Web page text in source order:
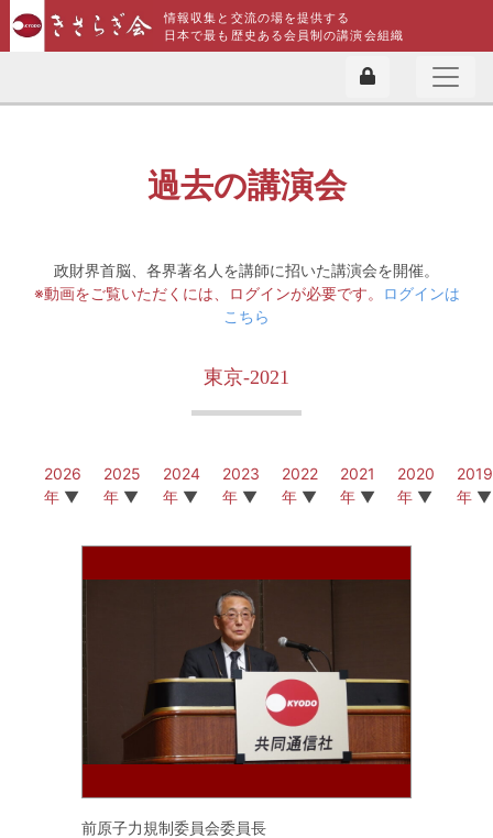
情報収集と交流の場を提供する
日本で最も歴史ある会員制の講演会組織
過去の講演会
政財界首脳、各界著名人を講師に招いた講演会を開催。
※動画をご覧いただくには、ログインが必要です。
ログインは
こちら
東京-2021
2026
年
2025
年
2024
年
2023
年
2022
年
2021
年
2020
年
2019
年
前原子力規制委員会委員長